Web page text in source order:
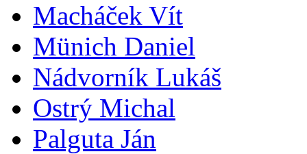
Macháček Vít
Münich Daniel
Nádvorník Lukáš
Ostrý Michal
Palguta Ján